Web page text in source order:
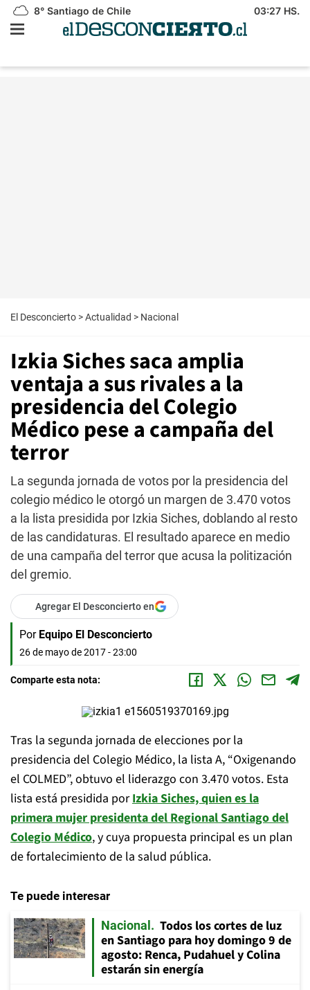
8° Santiago de Chile 03:27 HS.
El Desconcierto >Actualidad > Nacional
Izkia Siches saca amplia
ventaja a sus rivales a la
presidencia del Colegio
Médico pese a campaña del
terror
La segunda jornada de votos por la presidencia del
colegio médico le otorgó un margen de 3.470 votos
a la lista presidida por Izkia Siches, doblando al resto
de las candidaturas. El resultado aparece en medio
de una campaña del terror que acusa la politización
del gremio.
Agregar El Desconcierto en
Por Equipo El Desconcierto
26 de mayo de 2017 - 23:00
Comparte esta nota:
Tras la segunda jornada de elecciones por la
presidencia del Colegio Médico, la lista A, “Oxigenando
el COLMED”, obtuvo el liderazgo con 3.470 votos. Esta
lista está presidida porIzkia Siches, quien es la
primera mujer presidenta del Regional Santiago del
Colegio Médico, y cuya propuesta principal es un plan
de fortalecimiento de la salud pública.
Te puede interesar
Nacional
Todos los cortes de luz
en Santiago para hoy domingo 9 de
agosto: Renca, Pudahuel y Colina
estarán sin energía